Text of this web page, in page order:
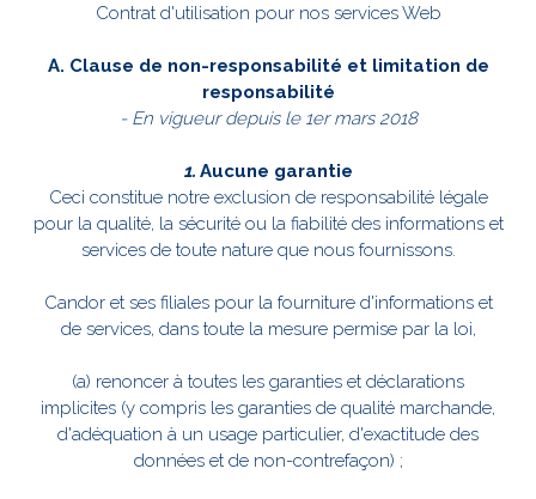
Contrat d'utilisation pour nos services Web
A. Clause de non-responsabilité et limitation de
responsabilité
- En vigueur depuis le 1er mars 2018
1. Aucune garantie
Ceci constitue notre exclusion de responsabilité légale
pour la qualité, la sécurité ou la fiabilité des informations et
services de toute nature que nous fournissons.
Candor et ses filiales pour la fourniture d'informations et
de services, dans toute la mesure permise par la loi,
(a) renoncer à toutes les garanties et déclarations
implicites (y compris les garanties de qualité marchande,
d'adéquation à un usage particulier, d'exactitude des
données et de non-contrefaçon) ;